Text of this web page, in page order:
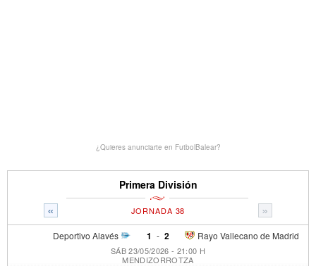
¿Quieres anunciarte en FutbolBalear?
Primera División
« »
JORNADA 38
Deportivo Alavés 1 - Rayo Vallecano de Madrid
2
SÁB 23/05/2026 - 21:00 H
MENDIZORROTZA